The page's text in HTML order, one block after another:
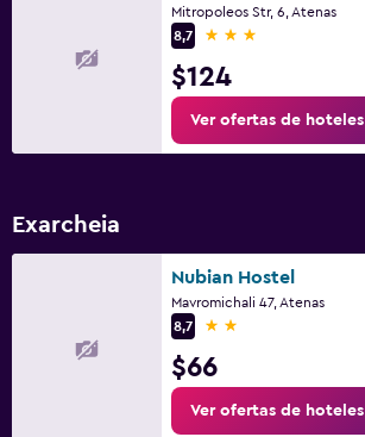
Mitropoleos Str, 6, Atenas
8,7
3 estrellas
$124
Ver ofertas de hoteles
Exarcheia
Nubian Hostel
Mavromichali 47, Atenas
8,7
2 estrellas
$66
Ver ofertas de hoteles